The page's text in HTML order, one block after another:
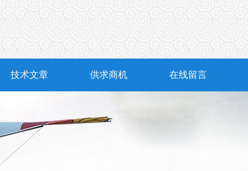
技术文章 供求商机 在线留言